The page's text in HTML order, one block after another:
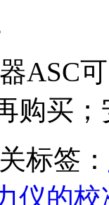
ASC
购买
标签：
仪的校